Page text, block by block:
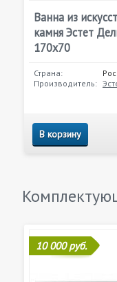
Ванна из
камня Эстет
170x70
Страна:
Производитель:
В корзину
10 000 руб.